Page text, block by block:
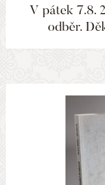
V pátek 7.8.
odběr.